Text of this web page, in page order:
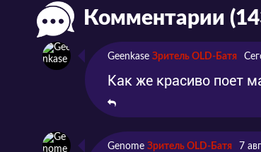
Комментарии
Geenkase Зритель OLD-Батя
Как же красиво поет
Genome Зритель OLD-Батя 7